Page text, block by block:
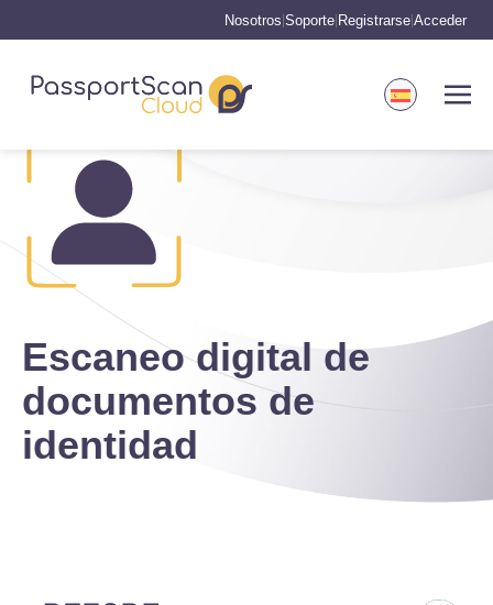
Nosotros Soporte Registrarse Acceder
Escaneo digital de
documentos de
identidad